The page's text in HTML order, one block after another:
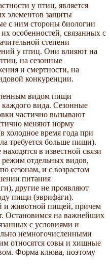
у птиц, является
элементов защиты
с ним стороны биологии
особенностей, связанных с
степени
у птиц. Они влияют на
на сезонные
и смертности, на
конкуренции.
видом пищи
каждого вида. Сезонные
частично вызывают
меняют норму
холодное время года при
требуется больше пищи).
в известной связи
отдельных видов,
сезонам, и с возрастом
питания
другие не проявляют
пищи (эврифаги).
и животной пищей, причем
Остановимся на важнейших
с условиями и
немногочисленными
относятся совы и хищные
Форма клюва, поэтому